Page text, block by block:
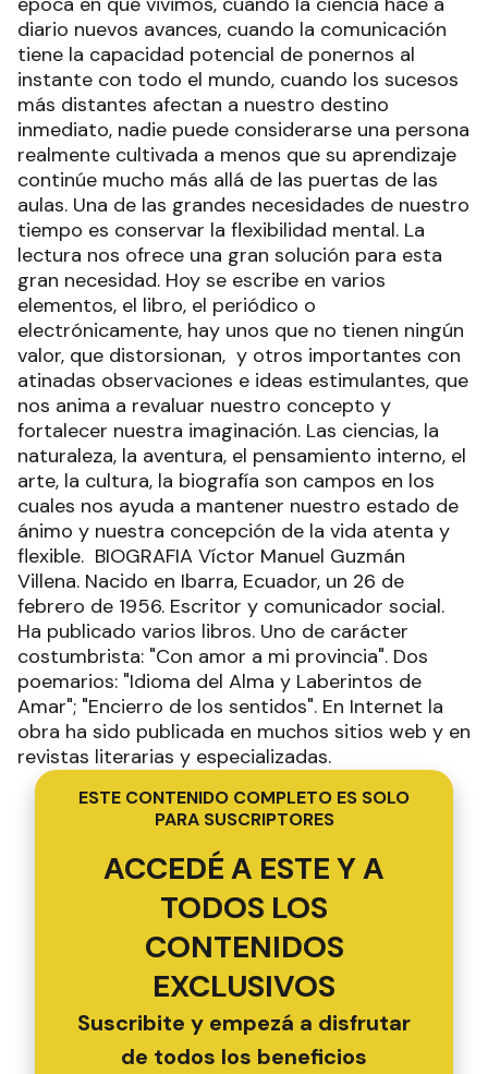
diario nuevos avances, cuando la comunicación
tiene la capacidad potencial de ponernos al
instante con todo el mundo, cuando los sucesos
más distantes afectan a nuestro destino
inmediato, nadie puede considerarse una persona
realmente cultivada a menos que su aprendizaje
continúe mucho más allá de las puertas de las
aulas. Una de las grandes necesidades de nuestro
tiempo es conservar la flexibilidad mental. La
lectura nos ofrece una gran solución para esta
gran necesidad. Hoy se escribe en varios
elementos, el libro, el periódico o
electrónicamente, hay unos que no tienen ningún
valor, que distorsionan, y otros importantes con
atinadas observaciones e ideas estimulantes, que
nos anima a revaluar nuestro concepto y
fortalecer nuestra imaginación. Las ciencias, la
naturaleza, la aventura, el pensamiento interno, el
arte, la cultura, la biografía son campos en los
cuales nos ayuda a mantener nuestro estado de
ánimo y nuestra concepción de la vida atenta y
flexible. BIOGRAFIA Víctor Manuel Guzmán
Villena. Nacido en Ibarra, Ecuador, un 26 de
febrero de 1956. Escritor y comunicador social.
Ha publicado varios libros. Uno de carácter
costumbrista: "Con amor a mi provincia". Dos
poemarios: "Idioma del Alma y Laberintos de
Amar"; "Encierro de los sentidos". En Internet la
obra ha sido publicada en muchos sitios web y en
revistas literarias y especializadas.
ESTE CONTENIDO COMPLETO ES SOLO
PARA SUSCRIPTORES
ACCEDÉ A ESTE Y A
TODOS LOS
CONTENIDOS
EXCLUSIVOS
Suscribite y empezá a disfrutar
de todos los beneficios